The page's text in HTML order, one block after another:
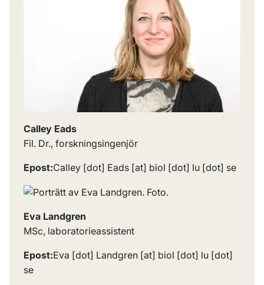
Calley Eads
Fil. Dr., forskningsingenjör
Epost:Calley [dot] Eads [at] biol [dot] lu [dot] se
Eva Landgren
MSc, laboratorieassistent
Epost:Eva [dot] Landgren [at] biol [dot] lu [dot]
se